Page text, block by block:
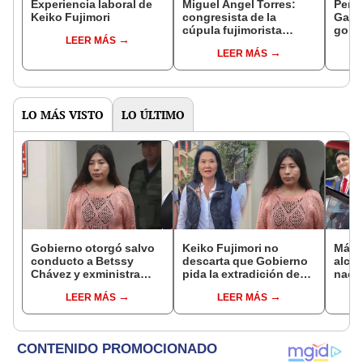
Experiencia laboral de
Keiko Fujimori
LEER MÁS
Miguel Ángel Torres:
congresista de la
cúpula fujimorista
del SenadoLEER MÁS
LO MÁS VISTO LO ÚLTIMO
Gobierno otorgó salvo
conducto a Betssy
Chávez y exministra
madrugadaLEER MÁS
Keiko Fujimori no
descarta que Gobierno
pida la extradición de
dentro de nuestras
facultades"
LEER MÁS
Más